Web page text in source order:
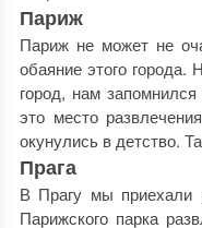
Париж
Париж не может не
обаяние этого
город, нам
это место
окунулись в детство.
Прага
В Прагу мы приехали
Парижского парка